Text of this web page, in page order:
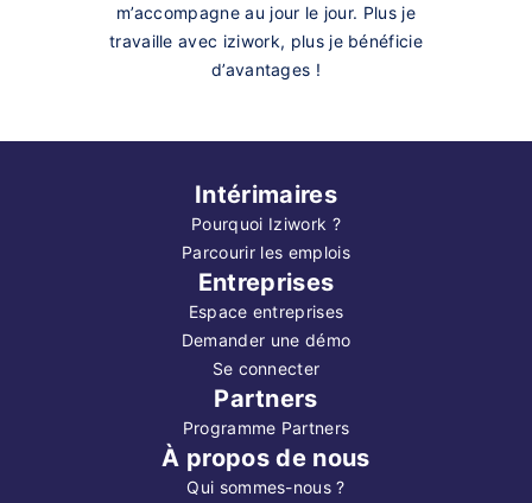
m’accompagne au jour le jour. Plus je
travaille avec iziwork, plus je bénéficie
d’avantages !
Intérimaires
Pourquoi Iziwork ?
Parcourir les emplois
Entreprises
Espace entreprises
Demander une démo
Se connecter
Partners
Programme Partners
À propos de nous
Qui sommes-nous ?